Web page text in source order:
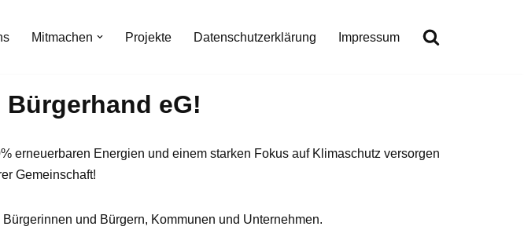
Mitmachen Projekte Datenschutzerklärung Impressum
eG!
erneuerbaren Energien und einem starken Fokus auf Klimaschutz versorgen
Gemeinschaft!
und Bürgern, Kommunen und Unternehmen.